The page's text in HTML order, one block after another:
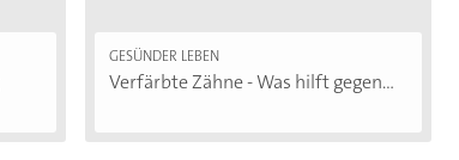
GESÜNDER LEBEN
Verfärbte Zähne - Was hilft gegen...